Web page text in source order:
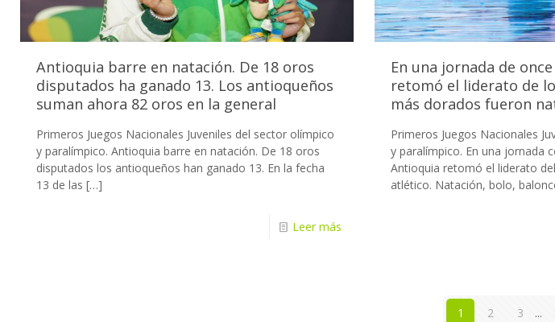
Antioquia barre en natación. De 18 oros
disputados ha ganado 13. Los antioqueños
suman ahora 82 oros en la general
Primeros Juegos Nacionales Juveniles del sector olímpico
y paralímpico. Antioquia barre en natación. De 18 oros
disputados los antioqueños han ganado 13. En la fecha
13 de las […]
Leer más
En una jornada de
retomó el liderato de
más dorados fueron
Primeros Juegos Nacionales
y paralímpico. En una jornada
Antioquia retomó el liderato
atlético. Natación, bolo,
1 2 3 ...